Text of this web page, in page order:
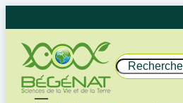
au
contenu
Rechercher